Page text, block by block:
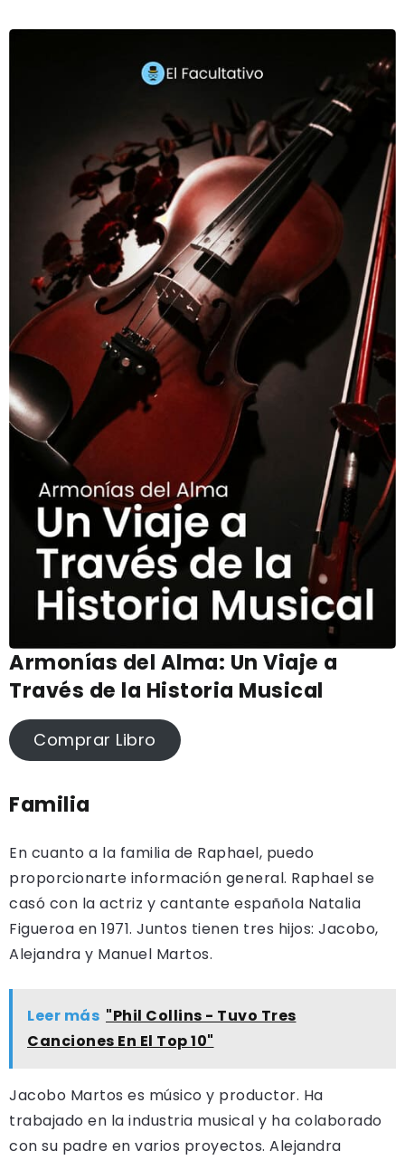
Armonías del Alma: Un Viaje a
Través de la Historia Musical
Comprar Libro
Familia
En cuanto a la familia de Raphael, puedo
proporcionarte información general. Raphael se
casó con la actriz y cantante española Natalia
Figueroa en 1971. Juntos tienen tres hijos: Jacobo,
Alejandra y Manuel Martos.
Leer más "Phil Collins - Tuvo Tres
Canciones En El Top 10"
Jacobo Martos es músico y productor. Ha
trabajado en la industria musical y ha colaborado
con su padre en varios proyectos. Alejandra